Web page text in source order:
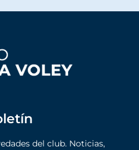
del club. Noticias,